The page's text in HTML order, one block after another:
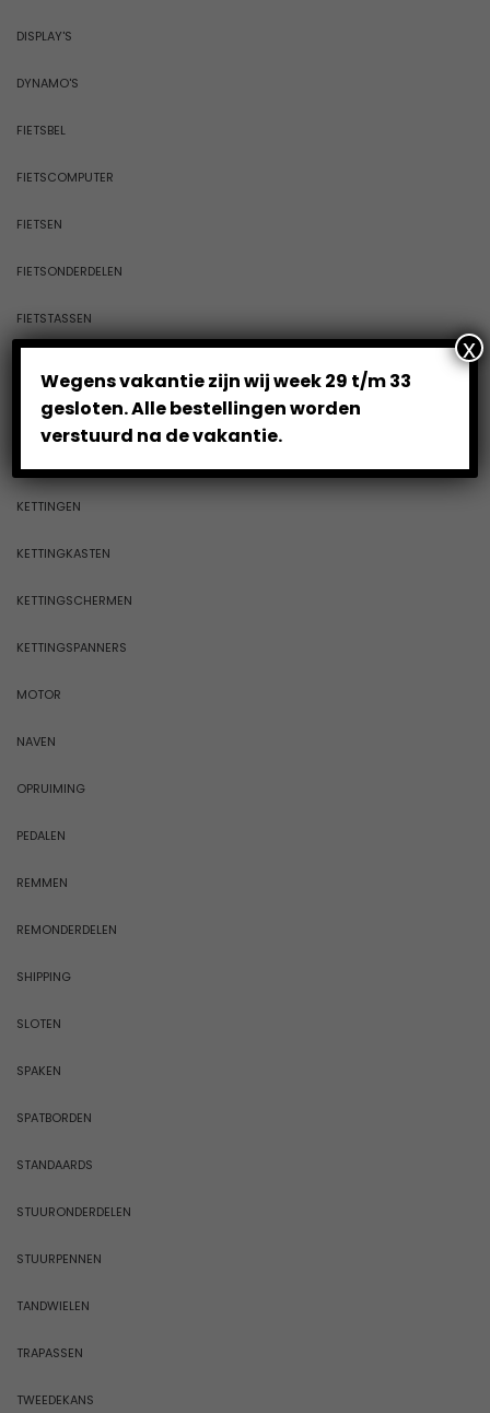
DISPLAY'S
DYNAMO'S
FIETSBEL
FIETSCOMPUTER
FIETSEN
FIETSONDERDELEN
FIETSTASSEN
JASHESCHERMERS
KETTINGEN
KETTINGKASTEN
KETTINGSCHERMEN
KETTINGSPANNERS
MOTOR
NAVEN
OPRUIMING
PEDALEN
REMMEN
REMONDERDELEN
SHIPPING
SLOTEN
SPAKEN
SPATBORDEN
STANDAARDS
STUURONDERDELEN
STUURPENNEN
TANDWIELEN
TRAPASSEN
TWEEDEKANS
Wegens vakantie zijn wij week 29 t/m 33
gesloten. Alle bestellingen worden
verstuurd na de vakantie.
x